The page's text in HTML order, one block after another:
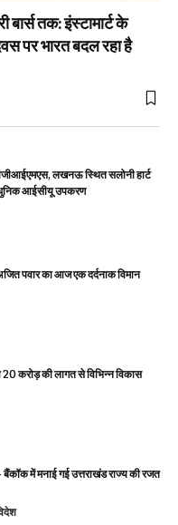
तक: इंस्टामार्ट के
पर भारत बदल रहा है
लखनऊ स्थित सलोनी हार्ट
आईसीयू उपकरण
पवार का आज एक दर्दनाक विमान
करोड़ की लागत से विभिन्न विकास
में मनाई गई उत्तराखंड राज्य की रजत